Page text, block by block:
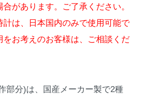
があります。ご了承ください。
計は、日本国内のみで使用可能で
をお考えのお客様は、ご相談くだ
部分)は、国産メーカー製で2種